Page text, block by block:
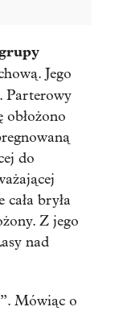
grupy
Jego
. Parterowy
do
bryła
Z jego
nad
Mówiąc o